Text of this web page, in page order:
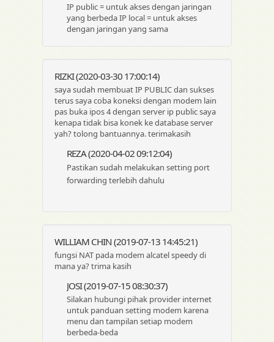
IP public = untuk akses dengan jaringan
yang berbeda IP local = untuk akses
dengan jaringan yang sama
RIZKI (2020-03-30 17:00:14)
saya sudah membuat IP PUBLIC dan sukses
terus saya coba koneksi dengan modem lain
pas buka ipos 4 dengan server ip public saya
kenapa tidak bisa konek ke database server
yah? tolong bantuannya. terimakasih
REZA (2020-04-02 09:12:04)
Pastikan sudah melakukan setting port
forwarding terlebih dahulu
WILLIAM CHIN (2019-07-13 14:45:21)
fungsi NAT pada modem alcatel speedy di
mana ya? trima kasih
JOSI (2019-07-15 08:30:37)
Silakan hubungi pihak provider internet
untuk panduan setting modem karena
menu dan tampilan setiap modem
berbeda-beda